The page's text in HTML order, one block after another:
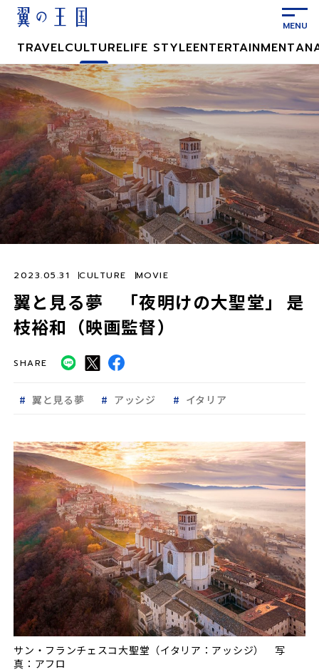
ン
テ
ン
ツ
に
ス
キ
ッ
プ
TRAVELCULTURELIFE STYLEENTERTAINMENT
翼と見る夢 「夜明けの大聖堂」 是
枝裕和（映画監督）
2023.05.31 CULTURE MOVIE
SHARE
翼と見る夢 アッシジ イタリア
サン・フランチェスコ大聖堂（イタリア：アッシジ） 写
真：アフロ